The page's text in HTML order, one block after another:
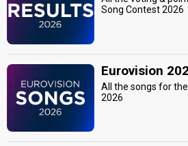
Song Contest 2026
Eurovision
All the songs for
2026